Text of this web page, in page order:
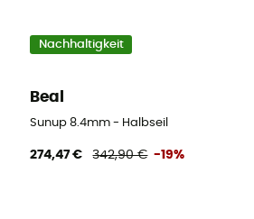
Nachhaltigkeit
Beal
Sunup 8.4mm - Halbseil
274,47 € 342,90 € -19%